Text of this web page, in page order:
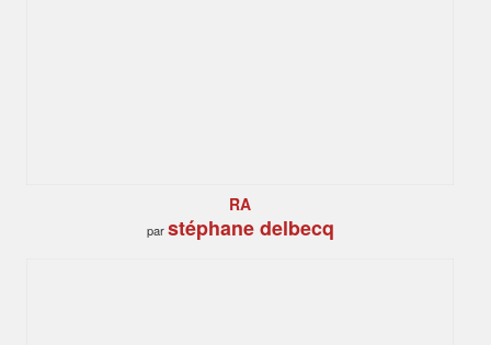
RA
parstéphane delbecq